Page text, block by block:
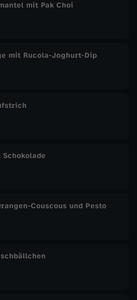
mit Pak Choi
mit Rucola-Joghurt-Dip
Couscous und Pesto